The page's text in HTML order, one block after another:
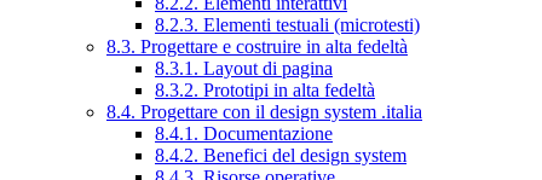
8.2.3. Elementi testuali (microtesti)
8.3. Progettare e costruire in alta fedeltà
8.3.1. Layout di pagina
8.3.2. Prototipi in alta fedeltà
8.4. Progettare con il design system .italia
8.4.1. Documentazione
8.4.2. Benefici del design system